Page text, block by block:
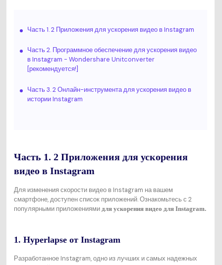
Часть 1. 2 Приложения для ускорения видео в Instagram
Часть 2. Программное обеспечение для ускорения видео
в Instagram - Wondershare Unitconverter
[рекомендуется!]
Часть 3. 2 Онлайн-инструмента для ускорения видео в
истории Instagram
Часть 1. 2 Приложения для ускорения
видео в Instagram
Для изменения скорости видео в Instagram на вашем
смартфоне, доступен список приложений. Ознакомьтесь с 2
популярными приложениями для ускорения видео для Instagram.
1. Hyperlapse от Instagram
Разработанное Instagram, одно из лучших и самых надежных